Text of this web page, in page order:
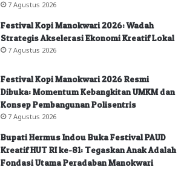
7 Agustus 2026
Festival Kopi Manokwari 2026: Wadah
Strategis Akselerasi Ekonomi Kreatif Lokal
7 Agustus 2026
Festival Kopi Manokwari 2026 Resmi
Dibuka: Momentum Kebangkitan UMKM dan
Konsep Pembangunan Polisentris
7 Agustus 2026
Bupati Hermus Indou Buka Festival PAUD
Kreatif HUT RI ke-81: Tegaskan Anak Adalah
Fondasi Utama Peradaban Manokwari